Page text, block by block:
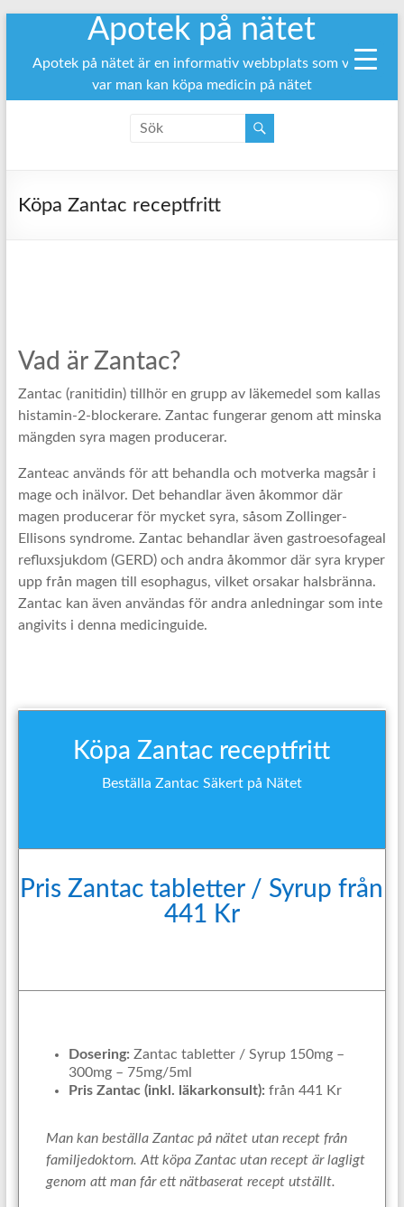
innehåll
Apotek på nätet
Apotek på nätet är en informativ webbplats som visar
var man kan köpa medicin på nätet
Köpa Zantac receptfritt
Vad är Zantac?
Zantac (ranitidin) tillhör en grupp av läkemedel som kallas
histamin-2-blockerare. Zantac fungerar genom att minska
mängden syra magen producerar.
Zanteac används för att behandla och motverka magsår i
mage och inälvor. Det behandlar även åkommor där
magen producerar för mycket syra, såsom Zollinger-
Ellisons syndrome. Zantac behandlar även gastroesofageal
refluxsjukdom (GERD) och andra åkommor där syra kryper
upp från magen till esophagus, vilket orsakar halsbränna.
Zantac kan även användas för andra anledningar som inte
angivits i denna medicinguide.
Köpa Zantac receptfritt
Beställa Zantac Säkert på Nätet
Pris Zantac tabletter / Syrup från
441 Kr
Dosering: Zantac tabletter / Syrup 150mg –
300mg – 75mg/5ml
Pris Zantac (inkl. läkarkonsult): från 441 Kr
Man kan beställa Zantac på nätet utan recept från
familjedoktorn. Att köpa Zantac utan recept är lagligt
genom att man får ett nätbaserat recept utställt.